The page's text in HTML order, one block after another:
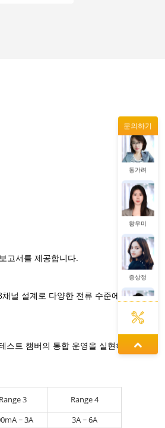
고서를 제공합니다.
널 설계로 다양한 전류 수준에
트 챔버의 통합 운영을 실현하
Range 3
Range 4
~ 3A
3A ~ 6A
문의하기
동가려
왕우미
증상정
정겨울
동가려